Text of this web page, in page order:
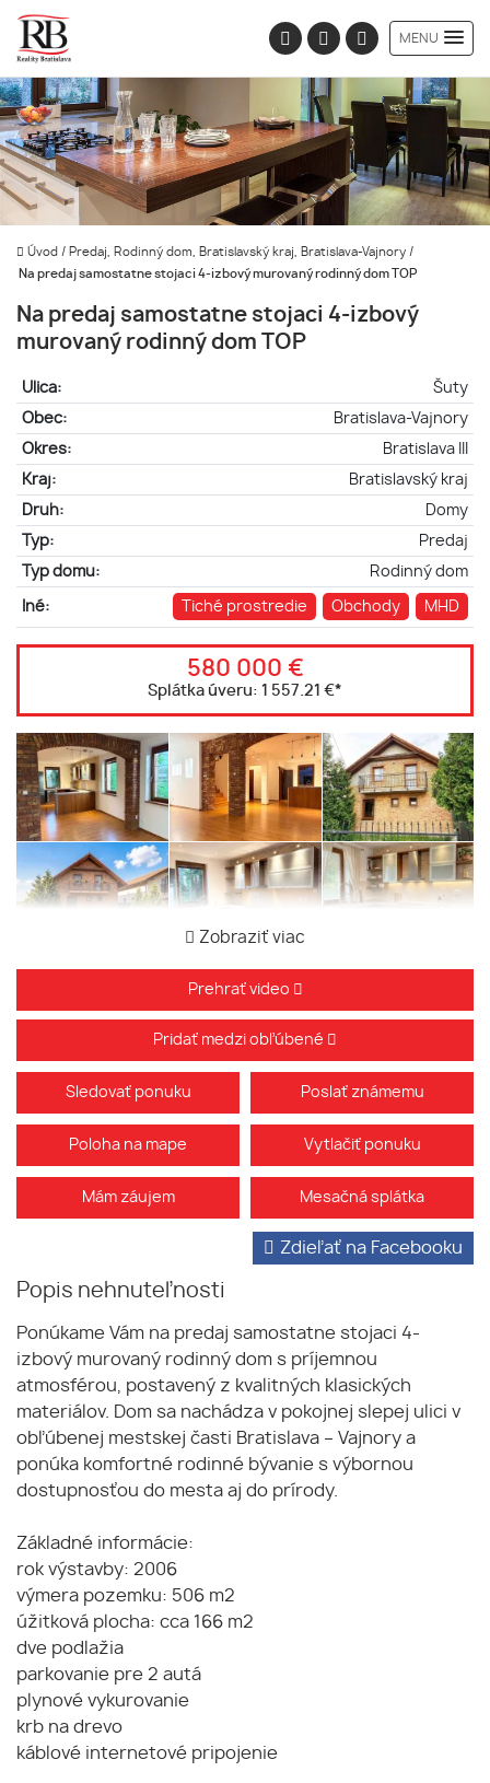
MENU
Úvod / Predaj, Rodinný dom, Bratislavský kraj, Bratislava-Vajnory /
Na predaj samostatne stojaci 4-izbový murovaný rodinný dom TOP
Na predaj samostatne stojaci 4-izbový
murovaný rodinný dom TOP
Ulica:
Šuty
Obec:
Bratislava-Vajnory
Okres:
Bratislava III
Kraj:
Bratislavský kraj
Druh:
Domy
Typ:
Predaj
Typ domu:
Rodinný dom
Iné: Tiché prostredie Obchody MHD
580 000 €
Splátka úveru: 1 557.21 €*
Zobraziť viac
Prehrať video
Pridať medzi obľúbené
Sledovať ponuku Poslať známemu
Poloha na mape Vytlačiť ponuku
Mám záujem Mesačná splátka
Popis nehnuteľnosti
Zdieľať na Facebooku
Ponúkame Vám na predaj samostatne stojaci 4-
izbový murovaný rodinný dom s príjemnou
atmosférou, postavený z kvalitných klasických
materiálov. Dom sa nachádza v pokojnej slepej ulici v
obľúbenej mestskej časti Bratislava – Vajnory a
ponúka komfortné rodinné bývanie s výbornou
dostupnosťou do mesta aj do prírody.
Základné informácie:
rok výstavby: 2006
výmera pozemku: 506 m2
úžitková plocha: cca 166 m2
dve podlažia
parkovanie pre 2 autá
plynové vykurovanie
krb na drevo
káblové internetové pripojenie